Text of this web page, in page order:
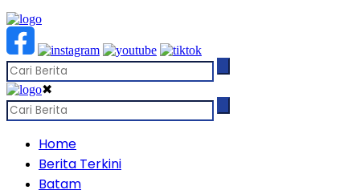
✖
Home
Berita Terkini
Batam